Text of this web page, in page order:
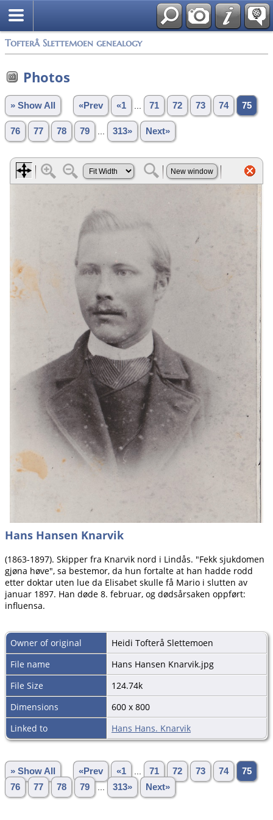
Tofterå Slettemoen genealogy
Photos
» Show All «Prev «1 71 72 73 74 75
76 77 78 79 313» Next»
Hans Hansen Knarvik
(1863-1897). Skipper fra Knarvik nord i Lindås. "Fekk sjukdomen
gjøna høve", sa bestemor, da hun fortalte at han hadde rodd
etter doktar uten lue da Elisabet skulle få Mario i slutten av
januar 1897. Han døde 8. februar, og dødsårsaken oppført:
influensa.
Owner of original
Heidi Tofterå Slettemoen
File name
Hans Hansen Knarvik.jpg
File Size
124.74k
Dimensions
600 x 800
Linked to
Hans Hans. Knarvik
» Show All «Prev «1 71 72 73 74
75
76
77 78 79 313» Next»